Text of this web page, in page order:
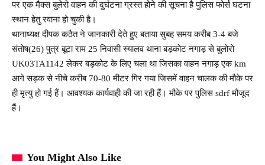
पर एक मैक्स बुलेरो वाहन की दुर्घटना ग्रस्त होने की सूचना है पुलिस फोर्स घटना
स्थान हेतु रवाना हो चुकी है।
थानाध्यक्ष दीपक कठैत ने जानकारी देते हुए बताया सुबह समय करीब 3-4 बजे
संतोष(26) पुत्र बूटा राम 25 निवासी स्यालव थाना बड़कोट नगाड़ से बुलोरो
UK03TA1142 लेकर बड़कोट के लिए चला था जिसका वाहन नगाड़ एक km
आगे सड़क से नीचे करीब 70-80 मीटर गिर गया जिसमें वाहन चालक की मौके पर
ही मृत्यु हो गई हैं। आवश्यक कार्यवाही की जा रही हैं। मौके पर पुलिस sdrf मौजूद
हैं।
You Might Also Like